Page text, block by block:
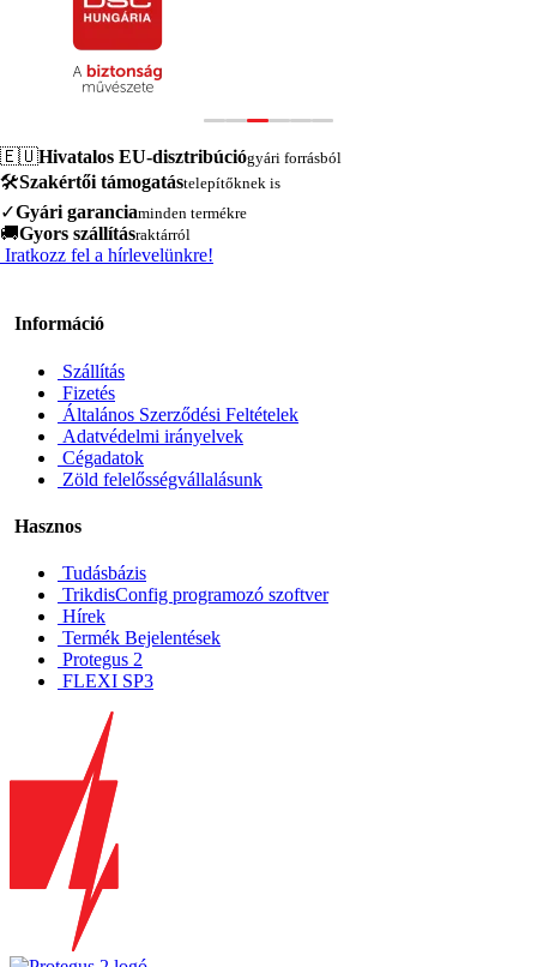
🇪🇺Hivatalos EU-disztribúciógyári forrásból
🛠️Szakértői támogatástelepítőknek is
✓Gyári garanciaminden termékre
🚚Gyors szállításraktárról
Iratkozz fel a hírlevelünkre!
Információ
Szállítás
Fizetés
Általános Szerződési Feltételek
Adatvédelmi irányelvek
Cégadatok
Zöld felelősségvállalásunk
Hasznos
Tudásbázis
TrikdisConfig programozó szoftver
Hírek
Termék Bejelentések
Protegus 2
FLEXI SP3